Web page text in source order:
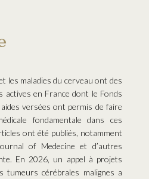
les maladiesdu cerveau ont des
actives en France dont le Fonds
versées ont permis de faire
fondamentale dans ces
ont été publiés, notamment
of Medecine et d’autres
En 2026, un appel à projets
tumeurs cérébrales malignes a